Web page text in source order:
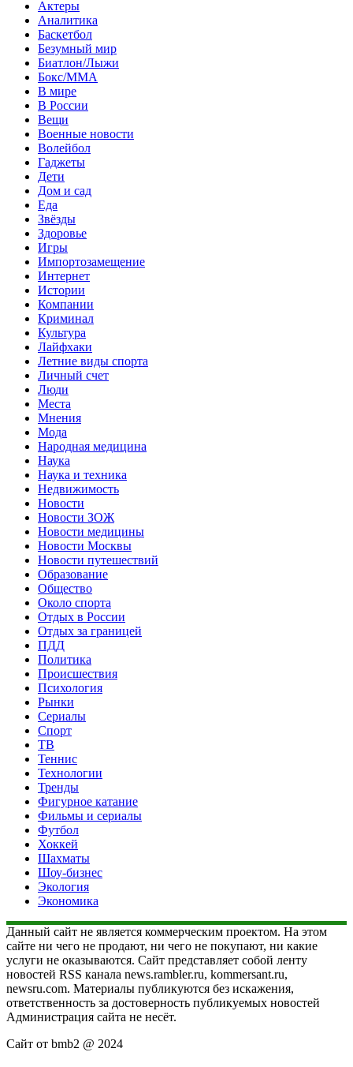
Актеры
Аналитика
Баскетбол
Безумный мир
Биатлон/Лыжи
Бокс/MMA
В мире
В России
Вещи
Военные новости
Волейбол
Гаджеты
Дети
Дом и сад
Еда
Звёзды
Здоровье
Игры
Импортозамещение
Интернет
Истории
Компании
Криминал
Культура
Лайфхаки
Летние виды спорта
Личный счет
Люди
Места
Мнения
Мода
Народная медицина
Наука
Наука и техника
Недвижимость
Новости
Новости ЗОЖ
Новости медицины
Новости Москвы
Новости путешествий
Образование
Общество
Около спорта
Отдых в России
Отдых за границей
ПДД
Политика
Происшествия
Психология
Рынки
Сериалы
Спорт
ТВ
Теннис
Технологии
Тренды
Фигурное катание
Фильмы и сериалы
Футбол
Хоккей
Шахматы
Шоу-бизнес
Экология
Экономика
Данный сайт не является коммерческим проектом. На этом
сайте ни чего не продают, ни чего не покупают, ни какие
услуги не оказываются. Сайт представляет собой ленту
новостей RSS канала news.rambler.ru, kommersant.ru,
newsru.com. Материалы публикуются без искажения,
ответственность за достоверность публикуемых новостей
Администрация сайта не несёт.
Сайт от bmb2 @ 2024